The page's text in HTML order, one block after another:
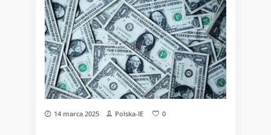
14 marca 2025 Polska-IE 0